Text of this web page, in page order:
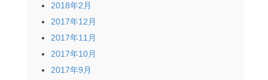
2018年2月
2017年12月
2017年11月
2017年10月
2017年9月